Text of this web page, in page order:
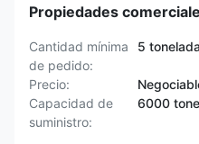
Propiedades
Cantidad mínima
de pedido:
5
Precio:
Capacidad de
suministro:
6000